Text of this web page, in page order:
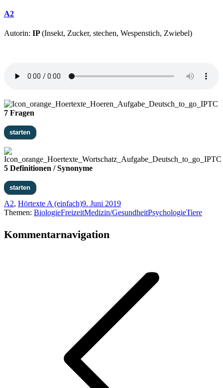
A2
Autorin: IP(Insekt, Zucker, stechen, Wespenstich, Zwiebel)
7 Fragen
5 Definitionen / Synonyme
A2, Hörtexte A (einfach)9. Juni 2019
Themen: BiologieFreizeitMedizin/GesundheitPsychologieTiere
Kommentarnavigation